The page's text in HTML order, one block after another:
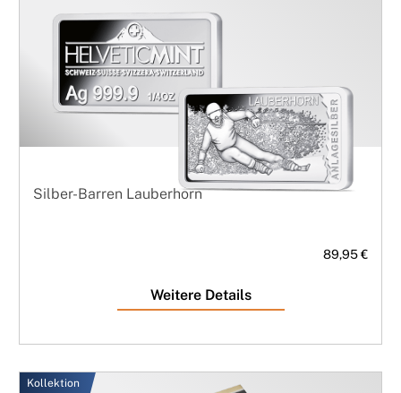
Silber-Barren Lauberhorn
89,95 €
Weitere Details
Kollektion